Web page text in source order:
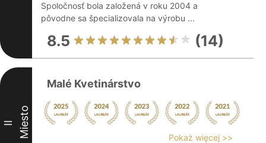
Spoločnosť bola založená v roku 2004 a
pôvodne sa špecializovala na výrobu ...
8.5 (14)
II Miesto
Malé Kvetinárstvo
Pokaż więcej >>